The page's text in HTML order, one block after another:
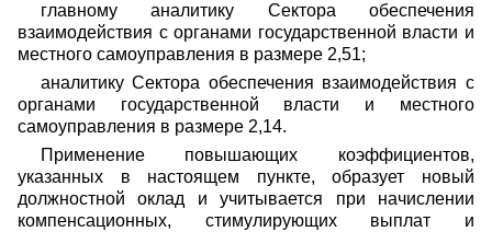
главному аналитику Сектора обеспечения
взаимодействия с органами государственной власти и
местного самоуправления в размере 2,51;
аналитику Сектора обеспечения взаимодействия с
органами государственной власти и местного
самоуправления в размере 2,14.
Применение повышающих коэффициентов,
указанных в настоящем пункте, образует новый
должностной оклад и учитывается при начислении
компенсационных, стимулирующих выплат и